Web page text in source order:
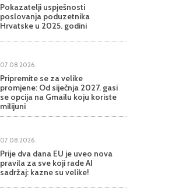
Pokazatelji uspješnosti
poslovanja poduzetnika
Hrvatske u 2025. godini
07.08.2026.
Pripremite se za velike
promjene: Od siječnja 2027. gasi
se opcija na Gmailu koju koriste
milijuni
07.08.2026.
Prije dva dana EU je uveo nova
pravila za sve koji rade AI
sadržaj: kazne su velike!